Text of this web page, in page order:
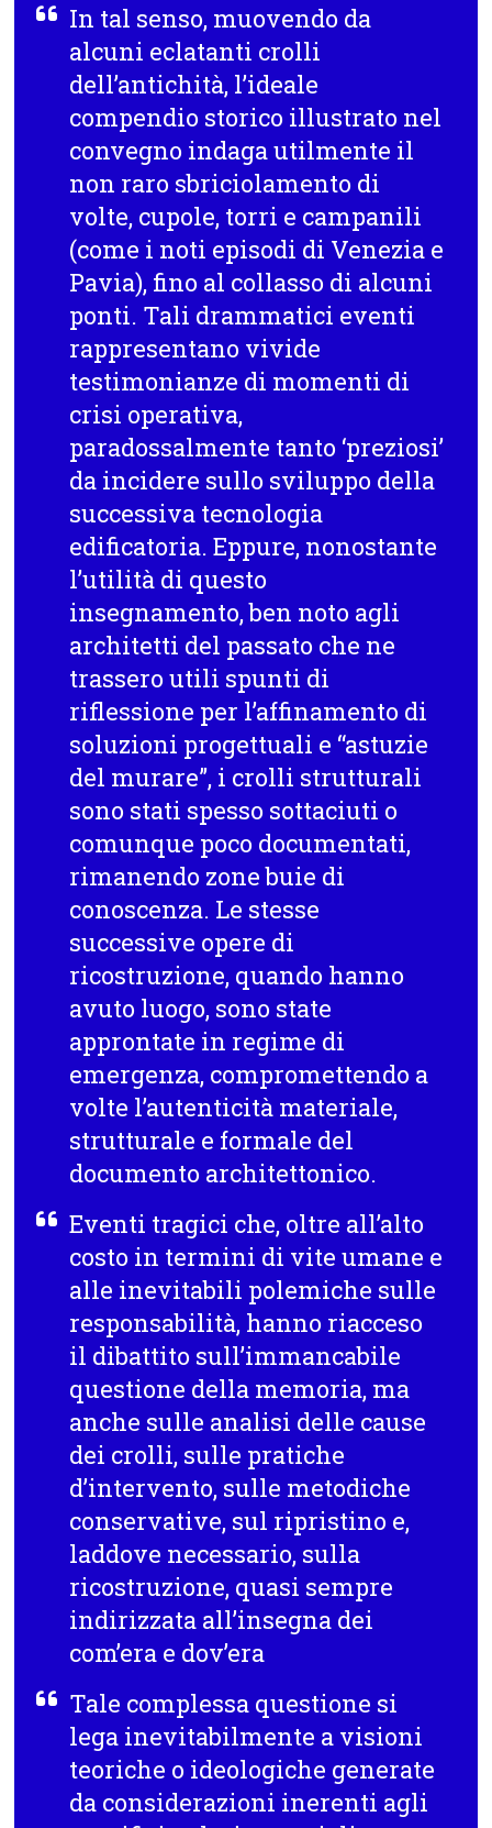
In tal senso, muovendo da
alcuni eclatanti crolli
dell’antichità, l’ideale
compendio storico illustrato nel
convegno indaga utilmente il
non raro sbriciolamento di
volte, cupole, torri e campanili
(come i noti episodi di Venezia e
Pavia), fino al collasso di alcuni
ponti. Tali drammatici eventi
rappresentano vivide
testimonianze di momenti di
crisi operativa,
paradossalmente tanto ‘preziosi’
da incidere sullo sviluppo della
successiva tecnologia
edificatoria. Eppure, nonostante
l’utilità di questo
insegnamento, ben noto agli
architetti del passato che ne
trassero utili spunti di
riflessione per l’affinamento di
soluzioni progettuali e “astuzie
del murare”, i crolli strutturali
sono stati spesso sottaciuti o
comunque poco documentati,
rimanendo zone buie di
conoscenza. Le stesse
successive opere di
ricostruzione, quando hanno
avuto luogo, sono state
approntate in regime di
emergenza, compromettendo a
volte l’autenticità materiale,
strutturale e formale del
documento architettonico.
Eventi tragici che, oltre all’alto
costo in termini di vite umane e
alle inevitabili polemiche sulle
responsabilità, hanno riacceso
il dibattito sull’immancabile
questione della memoria, ma
anche sulle analisi delle cause
dei crolli, sulle pratiche
d’intervento, sulle metodiche
conservative, sul ripristino e,
laddove necessario, sulla
ricostruzione, quasi sempre
indirizzata all’insegna dei
com’era e dov’era
Tale complessa questione si
lega inevitabilmente a visioni
teoriche o ideologiche generate
da considerazioni inerenti agli